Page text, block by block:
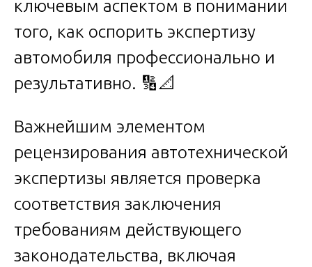
ключевым аспектом в понимании
того, как оспорить экспертизу
автомобиля профессионально и
результативно. 🔢📐
Важнейшим элементом
рецензирования автотехнической
экспертизы является проверка
соответствия заключения
требованиям действующего
законодательства, включая